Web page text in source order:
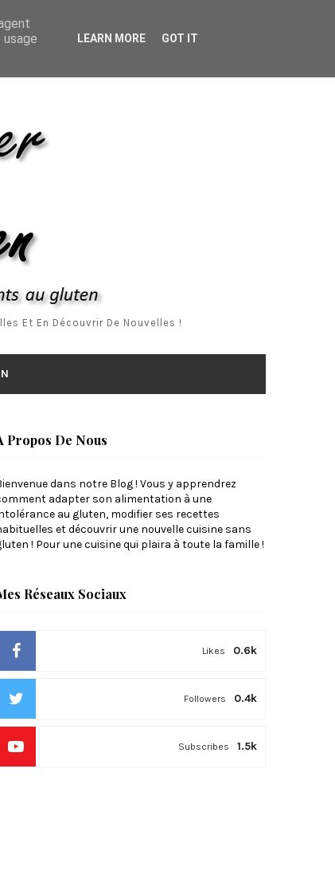
Et En Découvrir De Nouvelles !
Propos De Nous
dans notre Blog ! Vous y apprendrez
adapter son alimentation à une
au gluten, modifier ses recettes
et découvrir une nouvelle cuisine sans
! Pour une cuisine qui plaira à toute la famille !
Réseaux Sociaux
0.6k
Likes
0.4k
Followers
1.5k
Subscribes
LEARN MORE GOT IT